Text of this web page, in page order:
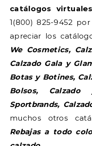
catálogos
1(800) 825-9452
apreciar los
We Cosmetics,
Calzado Gala y
Botas y Botines,
Bolsos,
Sportbrands,
muchos otros
Rebajas a todo